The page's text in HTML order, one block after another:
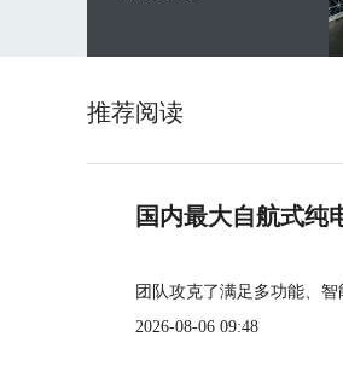
推荐阅读
国内最大自航式纯
团队攻克了满足多功能、
2026-08-06 09:48